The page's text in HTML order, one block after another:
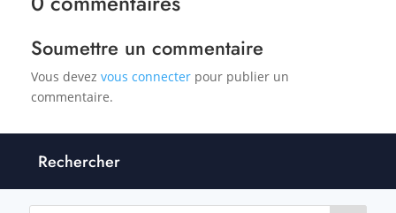
Soumettre un commentaire
Vous devez vous connecter pour publier un
commentaire.
Rechercher